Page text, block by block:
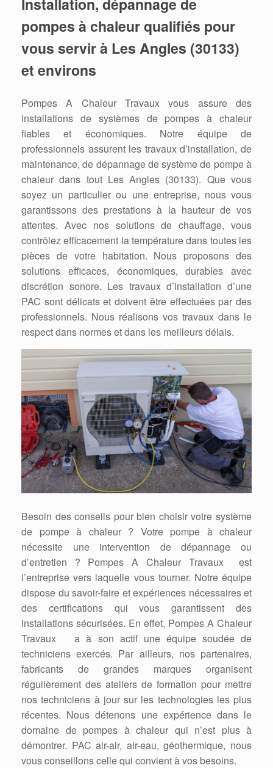
pompes à chaleur qualifiés pour
vous servir à Les Angles (30133)
et environs
Pompes A Chaleur Travaux vous assure des
installations de systèmes de pompes à chaleur
fiables et économiques. Notre équipe de
professionnels assurent les travaux d’installation, de
maintenance, de dépannage de système de pompe à
chaleur dans tout Les Angles (30133). Que vous
soyez un particulier ou une entreprise, nous vous
garantissons des prestations à la hauteur de vos
attentes. Avec nos solutions de chauffage, vous
contrôlez efficacement la température dans toutes les
pièces de votre habitation. Nous proposons des
solutions efficaces, économiques, durables avec
discrétion sonore. Les travaux d’installation d’une
PAC sont délicats et doivent être effectuées par des
professionnels. Nous réalisons vos travaux dans le
respect dans normes et dans les meilleurs délais.
Besoin des conseils pour bien choisir votre système
de pompe à chaleur ? Votre pompe à chaleur
nécessite une intervention de dépannage ou
d’entretien ? Pompes A Chaleur Travaux est
l’entreprise vers laquelle vous tourner. Notre équipe
dispose du savoir-faire et expériences nécessaires et
des certifications qui vous garantissent des
installations sécurisées. En effet, Pompes A Chaleur
Travaux a à son actif une équipe soudée de
techniciens exercés. Par ailleurs, nos partenaires,
fabricants de grandes marques organisent
régulièrement des ateliers de formation pour mettre
nos techniciens à jour sur les technologies les plus
récentes. Nous détenons une expérience dans le
domaine de pompes à chaleur qui n’est plus à
démontrer. PAC air-air, air-eau, géothermique, nous
vous conseillons celle qui convient à vos besoins.